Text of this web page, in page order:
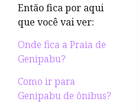
Então fica por aqui
que você vai ver:
Onde fica a Praia de
Genipabu?
Como ir para
Genipabu de ônibus?